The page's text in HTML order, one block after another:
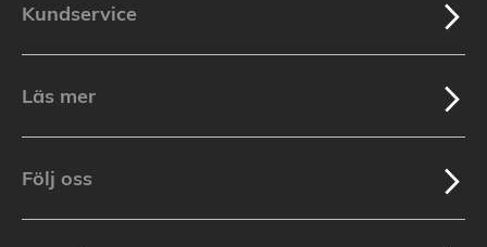
Kundservice
Läs mer
Följ oss